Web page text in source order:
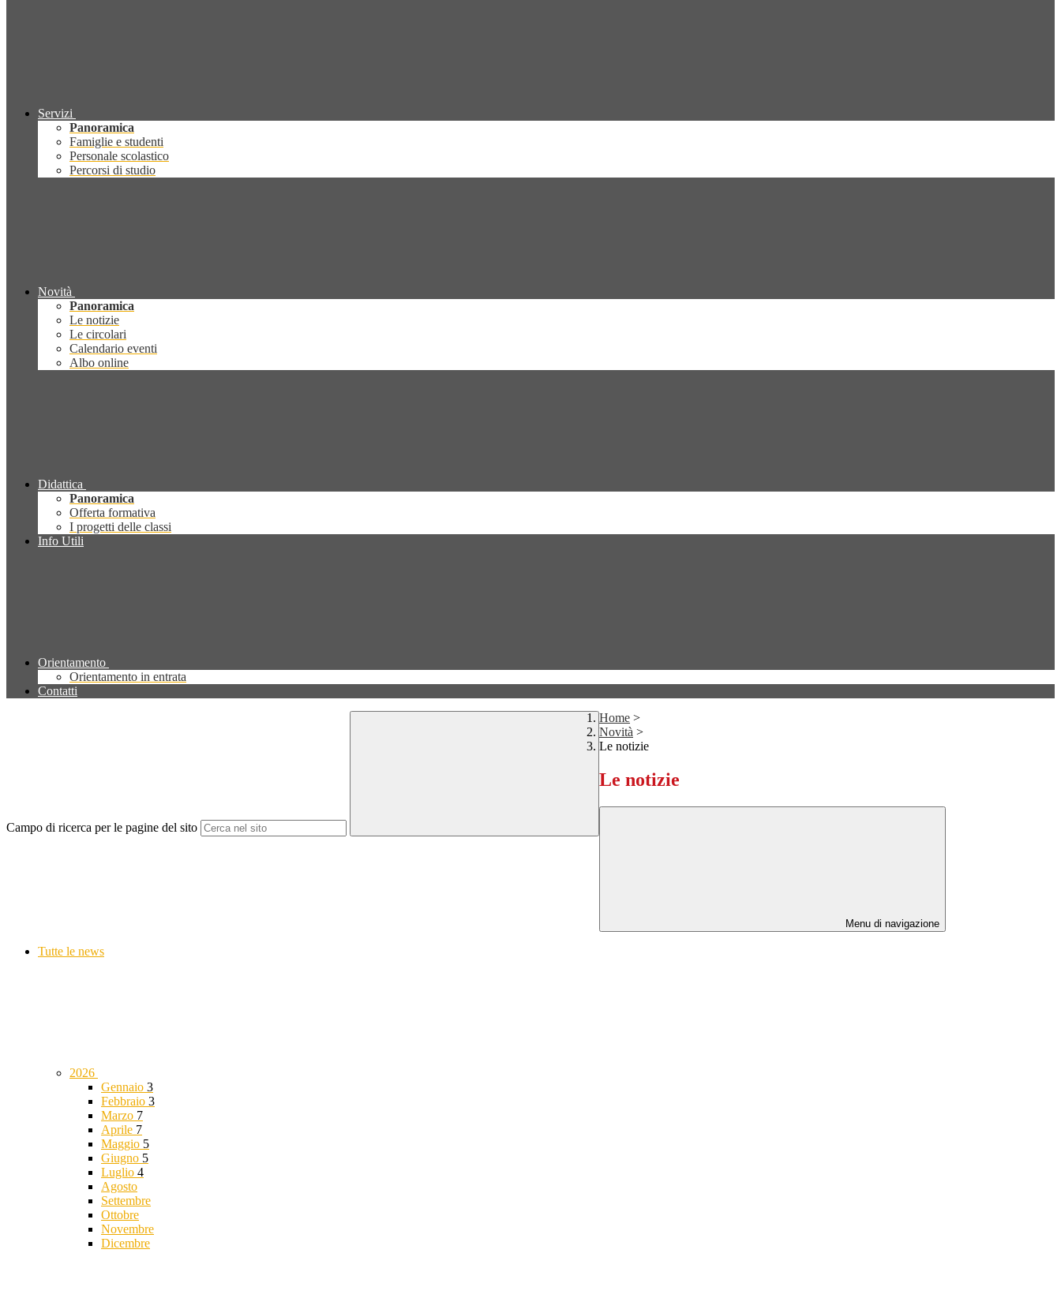
Servizi
Panoramica
Famiglie e studenti
Personale scolastico
Percorsi di studio
Novità
Panoramica
Le notizie
Le circolari
Calendario eventi
Albo online
Didattica
Panoramica
Offerta formativa
I progetti delle classi
Info Utili
Orientamento
Orientamento in entrata
Contatti
Campo di ricerca per le pagine del sito
Home >
Novità >
Le notizie
Le notizie
Menu di navigazione
Tutte le news
2026
Gennaio 3
Febbraio 3
Marzo 7
Aprile 7
Maggio 5
Giugno 5
Luglio 4
Agosto
Settembre
Ottobre
Novembre
Dicembre